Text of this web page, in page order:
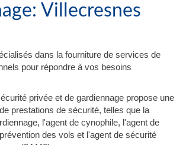
Villecresnes
dans la fourniture de services de
pour répondre à vos besoins
privée et de gardiennage propose une
prestations de sécurité, telles que la
l'agent de cynophile, l'agent de
des vols et l'agent de sécurité